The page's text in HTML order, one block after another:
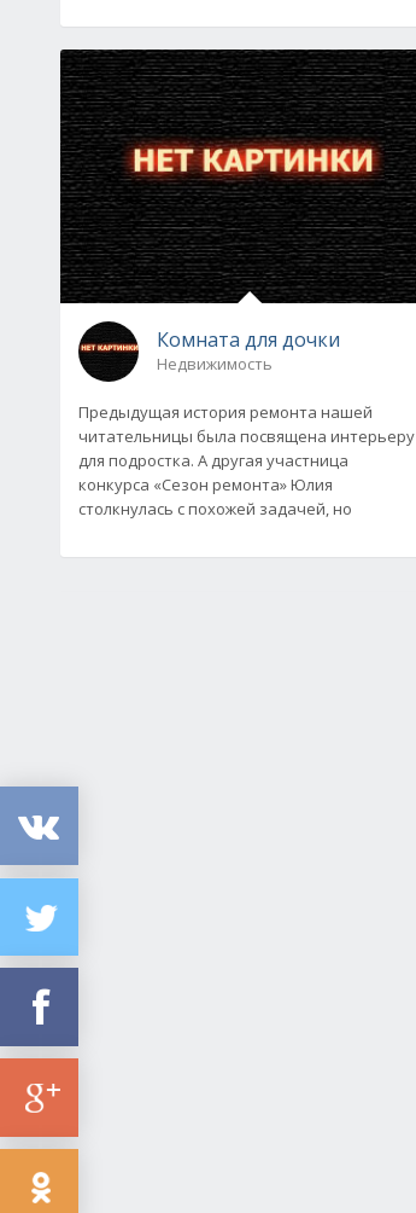
Комната для дочки
Недвижимость
Предыдущая история ремонта нашей
читательницы была посвящена интерьеру
для подростка. А другая участница
конкурса «Сезон ремонта» Юлия
столкнулась с похожей задачей, но